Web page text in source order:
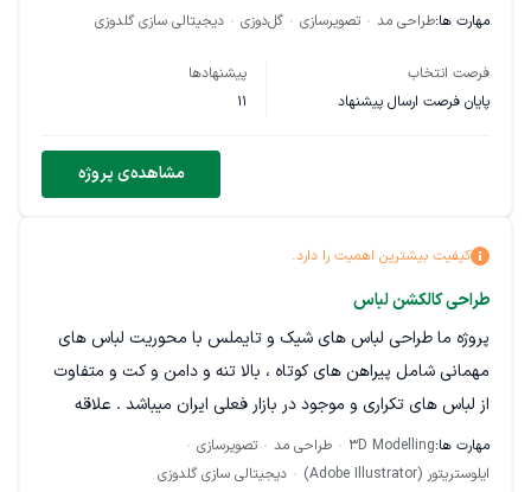
مهارت ایجاد تغییرات یا ساخت از روی تصویر هم داشته باشید چون
های مختلف هست که برای ایجاد یک نقشه گلدوزی نیاز به خلاقیت
و تغییرات دارن. در وهله اول نمونه کار برای ما مهم ترین چیز هست
پس حتما وقتی پیام میدید نمونه کار هاتون هم بفرستید همچنین
لطفا قیمت انجام پروژه و زمان تحویل رو هم با دقت وارد کنید تا
مهارت ها:طراحی مد تصویرسازی گل‌دوزی دیجیتالی سازی گلدوزی
فرصت انتخاب
پایان فرصت ارسال پیشنهاد
پیشنهادها
11
مشاهده‌ی پروژه
کیفیت بیشترین اهمیت را دارد.
طراحی کالکشن لباس
پروژه ما طراحی لباس های شیک و تایملس با محوریت لباس های
مهمانی شامل پیراهن های کوتاه ، بالا تنه و دامن و کت و متفاوت
از لباس های تکراری و موجود در بازار فعلی ایران میباشد . علاقه
مندان به همکاری میبایست ترند ها را بشناسند و با سبک برندهای
مطرح دنیا تا حدی آشنایی داشته باشند . برای همکاری نیازی به
مهارت ها:3D Modelling طراحی مد
تصویرسازی
ایلوستریتور (Adobe Illustrator)
دیجیتالی سازی گلدوزی